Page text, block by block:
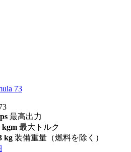
73
最高出力
kgm 最大トルク
kg 装備重量（燃料を除く）